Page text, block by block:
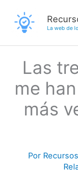
contenido
La web de
Las
me
más
Por